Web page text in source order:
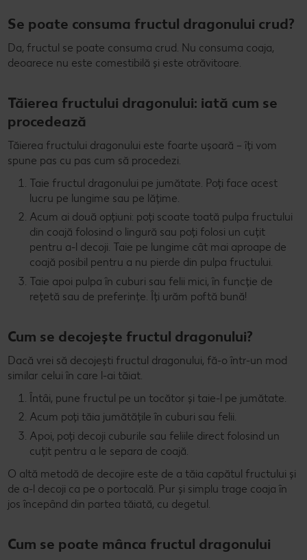
Se poate consuma fructul dragonului crud?
Da, fructul se poate consuma crud. Nu consuma coaja,
deoarece nu este comestibilă și este otrăvitoare.
Tăierea fructului dragonului: iată cum se
procedează
Tăierea fructului dragonului este foarte ușoară – îți vom
spune pas cu pas cum să procedezi.
Taie fructul dragonului pe jumătate. Poți face acest
lucru pe lungime sau pe lățime.
Acum ai două opțiuni: poți scoate toată pulpa fructului
din coajă folosind o lingură sau poți folosi un cuțit
pentru a-l decoji. Taie pe lungime cât mai aproape de
coajă posibil pentru a nu pierde din pulpa fructului.
Taie apoi pulpa în cuburi sau felii mici, în funcție de
rețetă sau de preferințe. Îți urăm poftă bună!
Cum se decojește fructul dragonului?
Dacă vrei să decojești fructul dragonului, fă-o într-un mod
similar celui în care l-ai tăiat.
Întâi, pune fructul pe un tocător și taie-l pe jumătate.
Acum poți tăia jumătățile în cuburi sau felii.
Apoi, poți decoji cuburile sau feliile direct folosind un
cuțit pentru a le separa de coajă.
O altă metodă de decojire este de a tăia capătul fructului și
de a-l decoji ca pe o portocală. Pur și simplu trage coaja în
jos începând din partea tăiată, cu degetul.
Cum se poate mânca fructul dragonului